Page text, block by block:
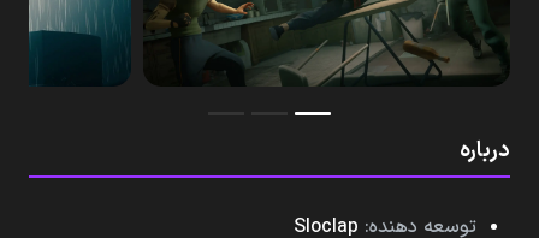
درباره
توسعه‌ دهنده: Sloclap